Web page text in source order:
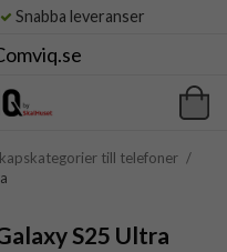
Snabba leveranser
till telefoner /
S25 Ultra